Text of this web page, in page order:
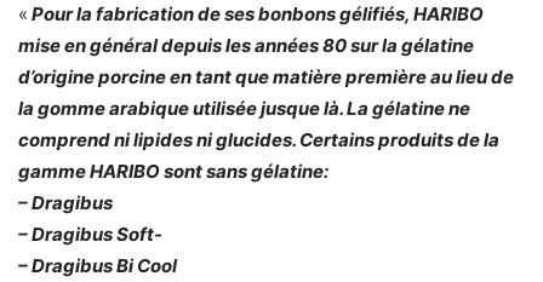
« Pour la fabrication de ses bonbons gélifiés, HARIBO
mise en général depuis les années 80 sur la gélatine
d’origine porcine en tant que matière première au lieu de
la gomme arabique utilisée jusque là. La gélatine ne
comprend ni lipides ni glucides. Certains produits de la
gamme HARIBO sont sans gélatine:
– Dragibus
– Dragibus Soft-
– Dragibus Bi Cool